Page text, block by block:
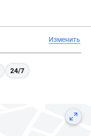
Изменить
24/7